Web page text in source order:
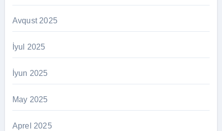
Avqust 2025
İyul 2025
İyun 2025
May 2025
Aprel 2025